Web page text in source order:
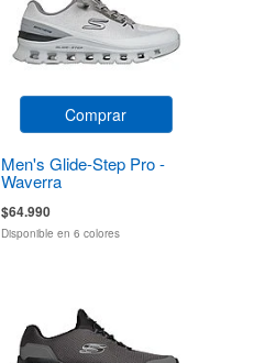
Comprar
Men's Glide-Step Pro -
Waverra
$64.990
Disponible en 6 colores